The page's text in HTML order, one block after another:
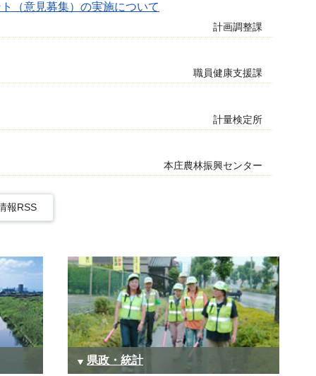
（意見募集）の実施について
計画調整課
職員健康支援課
計量検定所
本庄農林振興センター
報RSS
県政・統計